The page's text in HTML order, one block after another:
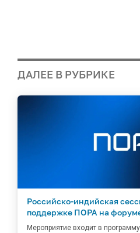
ДАЛЕЕ В РУБРИКЕ
Российско-индийская
поддержке ПОРА на
Мероприятие входит в